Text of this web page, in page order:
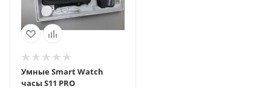
Умные Smart Watch
часы S11 PRO